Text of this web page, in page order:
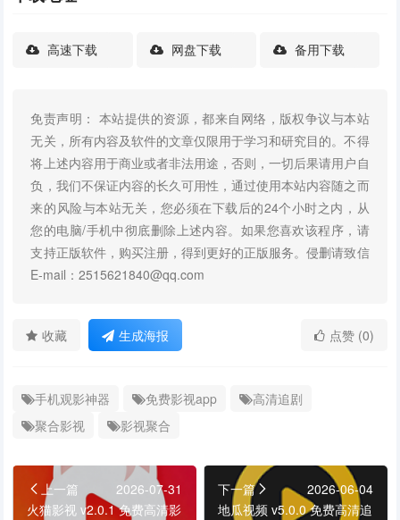
高速下载 网盘下载 备用下载
免责声明： 本站提供的资源，都来自网络，版权争议与本站
无关，所有内容及软件的文章仅限用于学习和研究目的。不得
将上述内容用于商业或者非法用途，否则，一切后果请用户自
负，我们不保证内容的长久可用性，通过使用本站内容随之而
来的风险与本站无关，您必须在下载后的24个小时之内，从
您的电脑/手机中彻底删除上述内容。如果您喜欢该程序，请
支持正版软件，购买注册，得到更好的正版服务。侵删请致信
E-mail：2515621840@qq.com
收藏 生成海报 点赞 (0)
手机观影神器 免费影视app
高清追剧
聚合影视
影视聚合
上一篇
2026-07-31
火猫影视 v2.0.1 免费高清影
下一篇
2026-06-04
地瓜视频 v5.0.0 免费高清追